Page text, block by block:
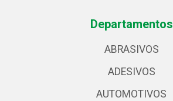
Departamentos
ABRASIVOS
ADESIVOS
AUTOMOTIVOS